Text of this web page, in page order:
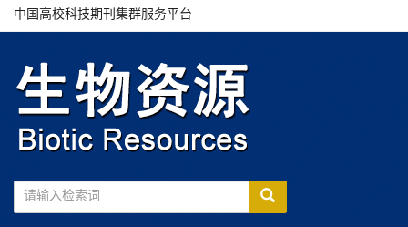
中国高校科技期刊集群服务平台